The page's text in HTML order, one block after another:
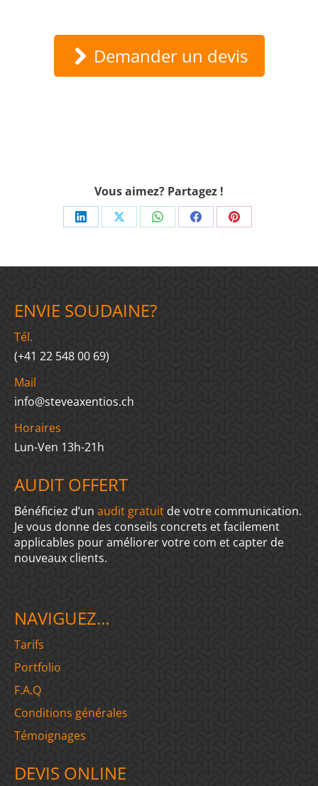
Demander un devis
Vous aimez? Partagez !
Share
LinkedIn
Share
X
Share
WhatsApp
Share
Facebook
Share
Pinterest
ENVIE SOUDAINE?
Tél.
(+41 22 548 00 69)
Mail
info@steveaxentios.ch
Horaires
Lun-Ven 13h-21h
AUDIT OFFERT
Bénéficiez d’un audit gratuitde votre communication.
Je vous donne des conseils concrets et facilement
applicables pour améliorer votre com et capter de
nouveaux clients.
NAVIGUEZ…
Tarifs
Portfolio
F.A.Q
Conditions générales
Témoignages
DEVIS ONLINE